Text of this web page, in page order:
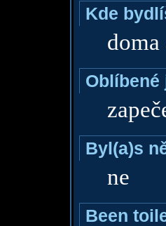
Kde
doma
Oblíbené
Byl(a)s
ne
Been